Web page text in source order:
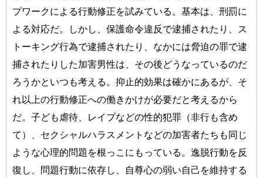
プワークによる行動修正を試みている。基本は、刑罰に
よる対応だ。しかし、保護命令違反で逮捕されたり、ス
トーキング行為で逮捕されたり、なかには脅迫の罪で逮
捕されたりした加害男性は、その後どうなっているのだ
ろうかといつも考える。抑止的効果は確かにあるが、そ
れ以上の行動修正への働きかけが必要だと考えるから
だ。子ども虐待、レイプなどの性的犯罪（非行も含め
て）、セクシャルハラスメントなどの加害者たちも同じ
ような心理的問題を根っこにもっている。逸脱行動を反
復し、問題行動に依存し、自尊心の弱い自己を維持する